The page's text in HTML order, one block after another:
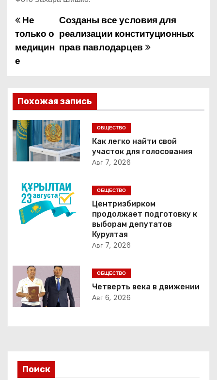
Н
а
в
г
а
ц
и
я
п
о
а
п
и
м
Созданы все условия для
реализации конституционных
прав павлодарцев
Не
только о
медицин
е
Похожая запись
ОБЩЕСТВО
Как легко найти свой
участок для голосования
Авг 7, 2026
ОБЩЕСТВО
Центризбирком
продолжает подготовку к
выборам депутатов
Курултая
Авг 7, 2026
ОБЩЕСТВО
Четверть века в движении
Авг 6, 2026
Поиск